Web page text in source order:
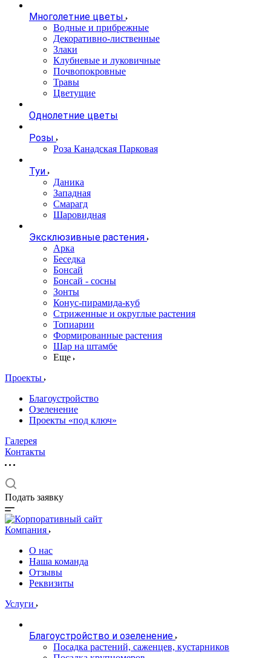
Многолетние цветы
Водные и прибрежные
Декоративно-лиственные
Злаки
Клубневые и луковичные
Почвопокровные
Травы
Цветущие
Однолетние цветы
Розы
Роза Канадская Парковая
Туи
Даника
Западная
Смарагд
Шаровидная
Эксклюзивные растения
Арка
Беседка
Бонсай
Бонсай - сосны
Зонты
Конус-пирамида-куб
Стриженные и округлые растения
Топиарии
Формированные растения
Шар на штамбе
Еще
Проекты
Благоустройство
Озеленение
Проекты «под ключ»
Галерея
Контакты
Подать заявку
Компания
О нас
Наша команда
Отзывы
Реквизиты
Услуги
Благоустройство и озеленение
Посадка растений, саженцев, кустарников